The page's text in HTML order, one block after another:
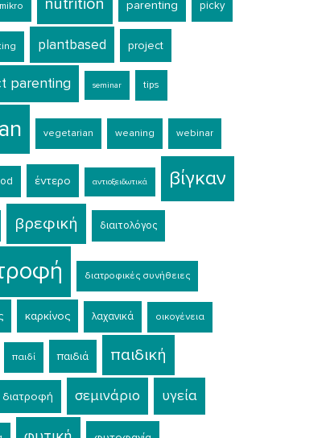
mikro nutrition parenting picky
plantbased project
parenting seminar tips
vegetarian weaning webinar
έντερο αντιοξειδωτικά βίγκαν
βρεφική διαιτολόγος
διατροφικές συνήθειες
καρκίνος λαχανικά οικογένεια
παιδί παιδιά παιδική
διατροφή σεμινάριο υγεία